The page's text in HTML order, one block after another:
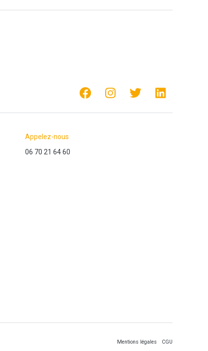
Appelez-nous
06 70 21 64 60
Mentions légales CGU